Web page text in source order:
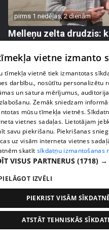
pirms 1 nedēļas, 2 dienām
Melleņu zelta drudzis:
409. epizode
pirms 1 nedēļas, 2 dienām
Ogas un sēnes šogad
punktos to krietni
vietne izmanto
tīmekļa vietnē tiek izmantotas
darbību., nosūtītu personalizētu
un satura mērījumus,
Zemāk sniedzam
mūsu tīmekļa vietnēs.
vietnes sadaļas. Lietotājam
savu piekrišanu. Piekrišanas
uz visām interneta vietnes
skatīt sīkdatņu izmantošanas
VISUS PARTNERUS (1718) →
IZVĒLI
PIEKRIST VISĀM
ATSTĀT TEHNISKĀS